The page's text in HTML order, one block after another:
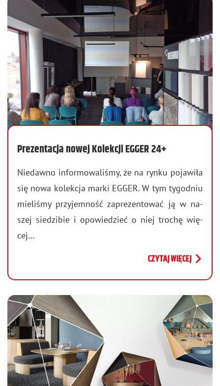
Prezentacja nowej Kolekcji EGGER 24+
Nie­daw­no in­for­mo­wa­li­śmy, że na rynku po­ja­wi­ła
się nowa ko­lek­cja marki EGGER. W tym ty­go­dniu
mie­li­śmy przy­jem­ność za­pre­zen­to­wać ją w na­
szej sie­dzi­bie i opo­wie­dzieć o niej tro­chę wię­
cej…
CZYTAJ WIĘCEJ